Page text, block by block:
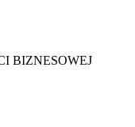
BIZNESOWEJ